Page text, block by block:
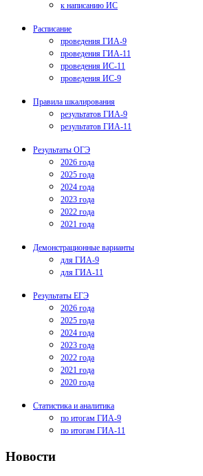
к написанию ИС
Расписание
проведения ГИА-9
проведения ГИА-11
проведения ИС-11
проведения ИС-9
Правила шкалирования
результатов ГИА-9
результатов ГИА-11
Результаты ОГЭ
2026 года
2025 года
2024 года
2023 года
2022 года
2021 года
Демонстрационные варианты
для ГИА-9
для ГИА-11
Результаты ЕГЭ
2026 года
2025 года
2024 года
2023 года
2022 года
2021 года
2020 года
Статистика и аналитика
по итогам ГИА-9
по итогам ГИА-11
Новости